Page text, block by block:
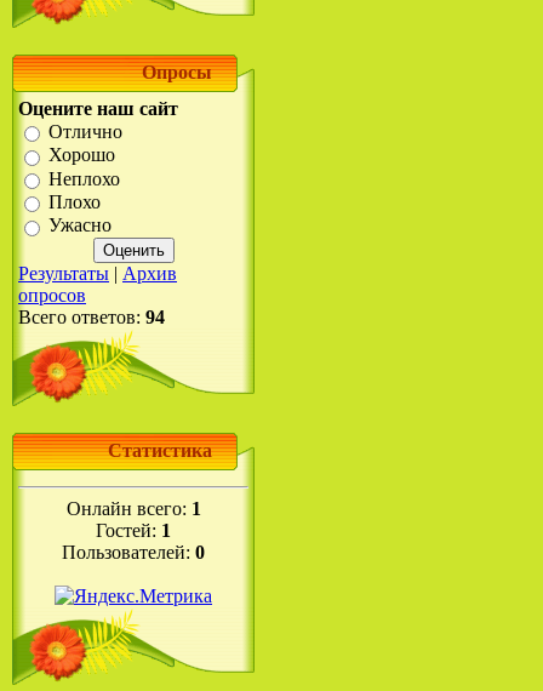
Опросы
Оцените наш сайт
Отлично
Хорошо
Неплохо
Плохо
Ужасно
Результаты | Архив
опросов
Всего ответов: 94
Статистика
Онлайн всего: 1
Гостей: 1
Пользователей: 0